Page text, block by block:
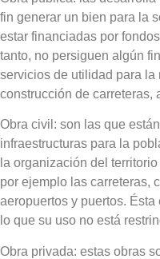
fin generar un bien para la
estar financiadas por
tanto, no persiguen algún
servicios de utilidad para la
construcción de carreteras,
Obra civil: son las que
infraestructuras para la
la organización del
por ejemplo las carreteras,
aeropuertos y puertos.
lo que su uso no está
Obra privada: estas obras